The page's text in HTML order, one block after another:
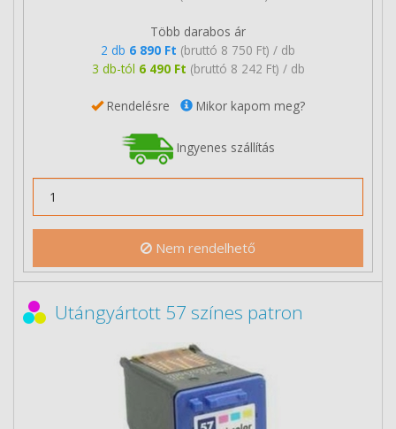
Több darabos ár
2 db 6 890 Ft (bruttó 8 750 Ft) / db
3 db-tól 6 490 Ft (bruttó 8 242 Ft) / db
Rendelésre Mikor kapom meg?
Ingyenes szállítás
Nem rendelhető
Utángyártott 57 színes patron